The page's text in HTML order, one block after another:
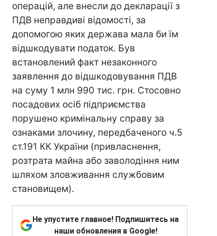
операцій, але внесли до декларації з
ПДВ неправдиві відомості, за
допомогою яких держава мала би їм
відшкодувати податок. Був
встановлений факт незаконного
заявлення до відшкодовування ПДВ
на суму 1 млн 990 тис. грн. Стосовно
посадових осіб підприємства
порушено кримінальну справу за
ознаками злочину, передбаченого ч.5
ст.191 КК України (привласнення,
розтрата майна або заволодіння ним
шляхом зловживання службовим
становищем).
Не упустите главное! Подпишитесь на
наши обновления в Google!